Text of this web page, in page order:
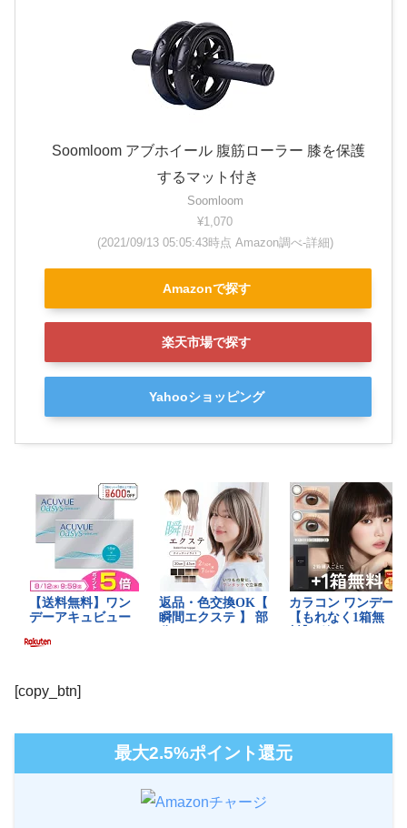
Soomloom アブホイール 腹筋ローラー 膝を保護
するマット付き
Soomloom
¥1,070
(2021/09/13 05:05:43時点 Amazon調べ-詳細)
Amazonで探す
楽天市場で探す
Yahooショッピング
[copy_btn]
最大2.5%ポイント還元